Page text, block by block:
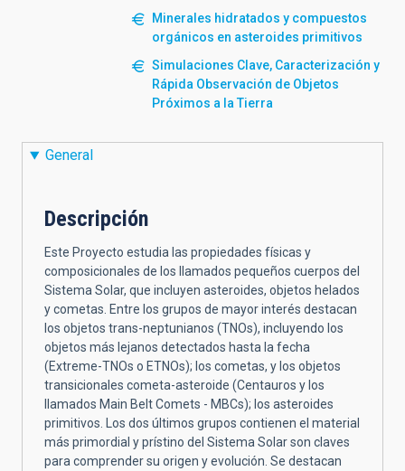
Minerales hidratados y compuestos
orgánicos en asteroides primitivos
Simulaciones Clave, Caracterización y
Rápida Observación de Objetos
Próximos a la Tierra
General
Descripción
Este Proyecto estudia las propiedades físicas y
composicionales de los llamados pequeños cuerpos del
Sistema Solar, que incluyen asteroides, objetos helados
y cometas. Entre los grupos de mayor interés destacan
los objetos trans-neptunianos (TNOs), incluyendo los
objetos más lejanos detectados hasta la fecha
(Extreme-TNOs o ETNOs); los cometas, y los objetos
transicionales cometa-asteroide (Centauros y los
llamados Main Belt Comets - MBCs); los asteroides
primitivos. Los dos últimos grupos contienen el material
más primordial y prístino del Sistema Solar son claves
para comprender su origen y evolución. Se destacan